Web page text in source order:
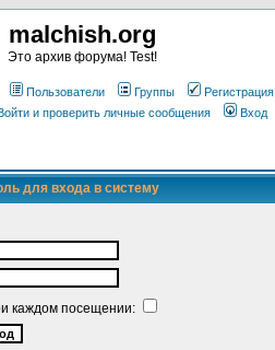
malchish.org
Это архив форума! Test!
Пользователи Группы
Регистрация
и проверить личные сообщения Вход
для входа в систему
каждом посещении: